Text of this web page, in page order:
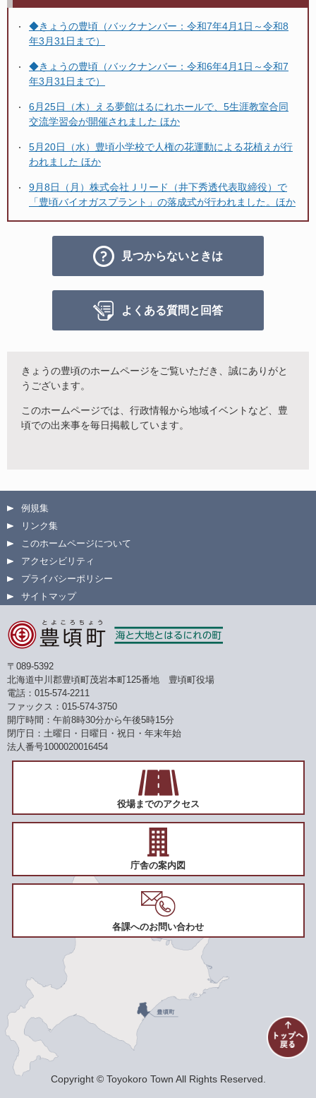
◆きょうの豊頃（バックナンバー：令和7年4月1日～令和8
年3月31日まで）
◆きょうの豊頃（バックナンバー：令和6年4月1日～令和7
年3月31日まで）
6月25日（木）える夢館はるにれホールで、5生涯教室合同
交流学習会が開催されました ほか
5月20日（水）豊頃小学校で人権の花運動による花植えが行
われました ほか
9月8日（月）株式会社Ｊリード（井下秀透代表取締役）で
「豊頃バイオガスプラント」の落成式が行われました。ほか
見つからないときは
よくある質問と回答
きょうの豊頃のホームページをご覧いただき、誠にありがと
うございます。
このホームページでは、行政情報から地域イベントなど、豊
頃での出来事を毎日掲載しています。
例規集
リンク集
このホームページについて
アクセシビリティ
プライバシーポリシー
サイトマップ
〒089-5392
北海道中川郡豊頃町茂岩本町125番地 豊頃町役場
電話：015-574-2211
ファックス：015-574-3750
開庁時間：午前8時30分から午後5時15分
閉庁日：土曜日・日曜日・祝日・年末年始
法人番号1000020016454
役場までのアクセス
庁舎の案内図
各課へのお問い合わせ
Copyright © Toyokoro Town All Rights Reserved.